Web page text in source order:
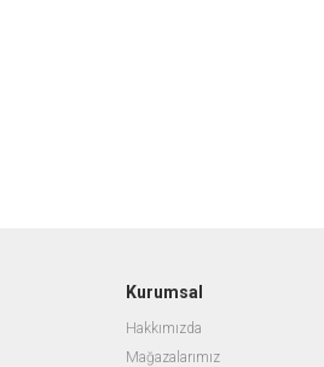
Kurumsal
Hakkımızda
Mağazalarımız